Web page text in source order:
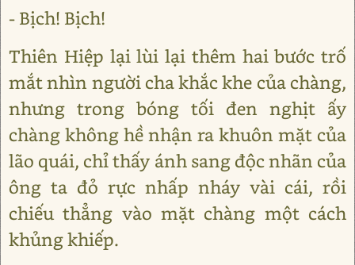
- Bịch! Bịch!
Thiên Hiệp lại lùi lại thêm hai bước trố
mắt nhìn người cha khắc khe của chàng,
nhưng trong bóng tối đen nghịt ấy
chàng không hề nhận ra khuôn mặt của
lão quái, chỉ thấy ánh sang độc nhãn của
ông ta đỏ rực nhấp nháy vài cái, rồi
chiếu thẳng vào mặt chàng một cách
khủng khiếp.